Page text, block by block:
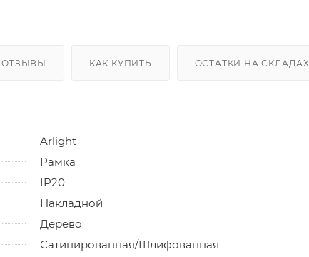
ОТЗЫВЫ КАК КУПИТЬ ОСТАТКИ НА СКЛАДАХ
Arlight
Рамка
IP20
Накладной
Дерево
Сатинированная/Шлифованная